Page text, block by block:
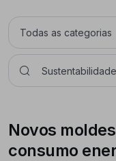
Novos
consumo